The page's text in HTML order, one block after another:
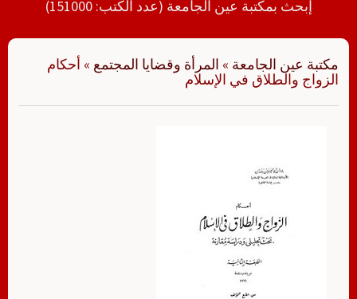
إبحث بمكتبة عين الجامعة (عدد الكتب: 151000)
مكتبة عين الجامعة » المرأة وقضايا المجتمع » أحكام
الزواج والطلاق في الإسلام